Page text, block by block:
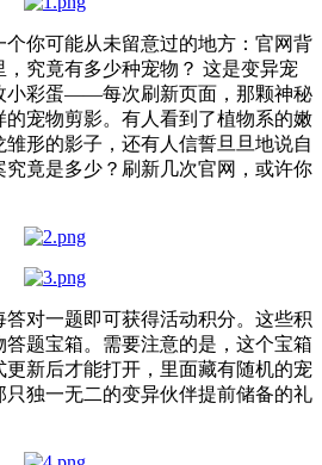
你可能从未留意过的地方：官网背
究竟有多少种宠物？ 这是变异宠
小彩蛋——每次刷新页面，那颗神秘
宠物剪影。有人看到了植物系的嫩
形的影子，还有人信誓旦旦地说自
竟是多少？刷新几次官网，或许你
对一题即可获得活动积分。这些积
题宝箱。需要注意的是，这个宝箱
新后才能打开，里面藏有随机的宠
独一无二的变异伙伴提前储备的礼